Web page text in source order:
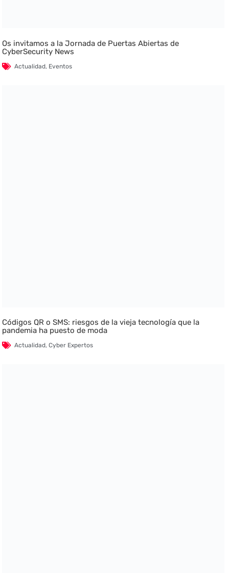
Os invitamos a la Jornada de Puertas Abiertas de
CyberSecurity News
Actualidad, Eventos
Códigos QR o SMS: riesgos de la vieja tecnología que la
pandemia ha puesto de moda
Actualidad,Cyber Expertos